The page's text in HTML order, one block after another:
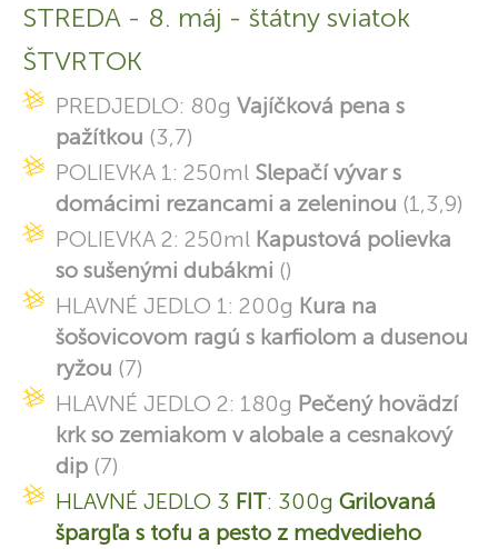
STREDA - 8. máj - štátny sviatok
ŠTVRTOK
PREDJEDLO: 80g Vajíčková pena s
pažítkou (3,7)
POLIEVKA 1: 250ml Slepačí vývar s
domácimi rezancami a zeleninou (1,3,9)
POLIEVKA 2: 250ml Kapustová polievka
so sušenými dubákmi ()
HLAVNÉ JEDLO 1: 200g Kura na
šošovicovom ragú s karfiolom a dusenou
ryžou (7)
HLAVNÉ JEDLO 2: 180g Pečený hovädzí
krk so zemiakom v alobale a cesnakový
dip (7)
HLAVNÉ JEDLO 3 FIT: 300g Grilovaná
špargľa s tofu a pesto z medvedieho